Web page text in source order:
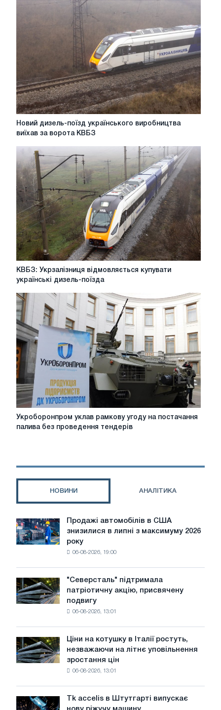
закупівлю
плацкартних
проектною
км/
год.
Новий
дизель-
українського
виробництва
виїхав
за
ворота
КВБЗ
Новий дизель-поїзд українського виробництва
виїхав за ворота КВБЗ
КВБЗ:
Укрзалізниця
купувати
українські
дизель-
поїзда
КВБЗ: Укрзалізниця відмовляється купувати
українські дизель-поїзда
Укроборонпром
уклав
постачання
тендерів
Укроборонпром уклав рамкову угоду на постачання
палива без проведення тендерів
НОВИНИ АНАЛІТИКА
Продажі
автомобілів
в
липні
з
максимуму
року
Продажі автомобілів в США
знизилися в липні з максимуму 2026
року
06-08-2026, 19:00
"Северсталь"
підтримала
патріотичну
радянської
авіації
в
Великої
Вітчизняної
війни
"Северсталь" підтримала
патріотичну акцію, присвячену
подвигу
06-08-2026, 13:01
Ціни
на
котушку
незважаючи
Ціни на котушку в Італії ростуть,
незважаючи на літнє уповільнення
зростання цін
06-08-2026, 13:01
Tk
Tk accelis в Штутгарті випускає